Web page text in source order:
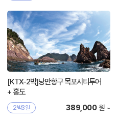
[KTX-2박]낭만항구 목포시티투어
+ 홍도
2박3일 389,000원 ~